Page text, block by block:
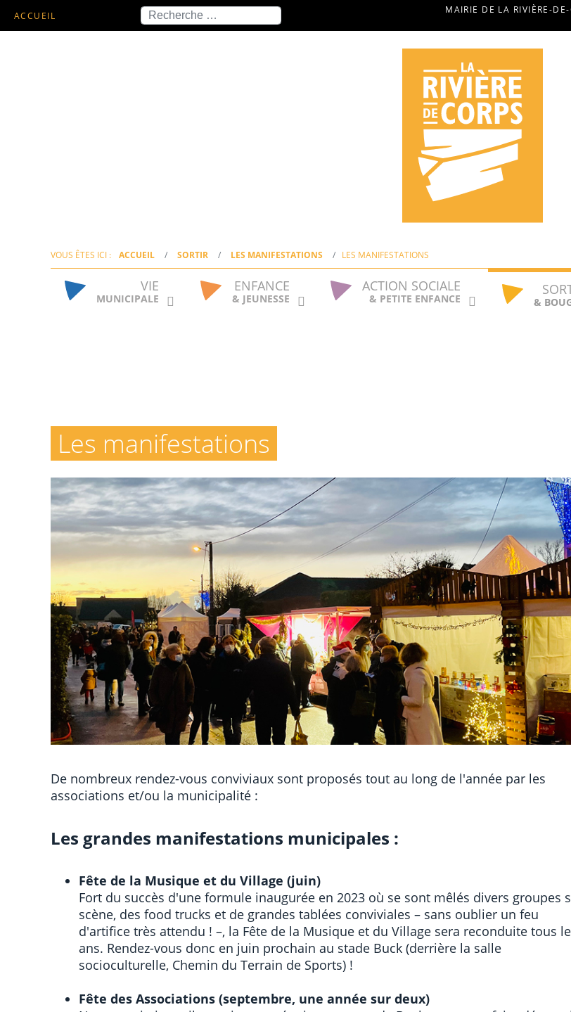
ACCUEIL Recherche
MAIRIE DE LA RIVIÈRE-
VOUS ÊTES ICI : ACCUEIL SORTIR LES MANIFESTATIONS LES MANIFESTATIONS
VIE
MUNICIPALE
ENFANCE
& JEUNESSE
ACTION SOCIALE
& PETITE ENFANCE &
Les manifestations
De nombreux rendez-vous conviviaux sont proposés tout au long de l'année par les
associations et/ou la municipalité :
Les grandes manifestations municipales :
Fête de la Musique et du Village (juin)
Fort du succès d'une formule inaugurée en 2023 où se sont mêlés divers groupes
scène, des food trucks et de grandes tablées conviviales – sans oublier un feu
d'artifice très attendu ! –, la Fête de la Musique et du Village sera reconduite tous
ans. Rendez-vous donc en juin prochain au stade Buck (derrière la salle
socioculturelle, Chemin du Terrain de Sports) !
Fête des Associations (septembre, une année sur deux)